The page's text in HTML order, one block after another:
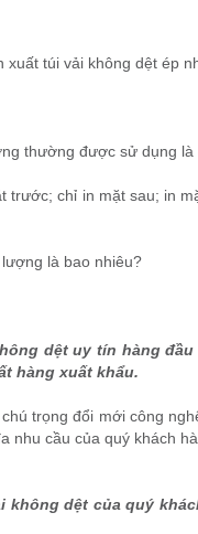
túi vải không dệt ép
thường được sử dụng là
chỉ in mặt sau; in
là bao nhiêu?
dệt uy tín hàng
hàng xuất khẩu.
trọng đổi mới công
cầu của quý khách
dệt của quý